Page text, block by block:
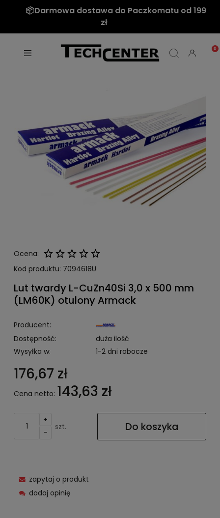
📦Darmowa dostawa do Paczkomatu od 199
zł
Ocena:
Kod produktu: 7094618U
Lut twardy L-CuZn40Si 3,0 x 500 mm
(LM60K) otulony Armack
Producent:
Dostępność:
duża ilość
Wysyłka w:
1-2 dni robocze
176,67 zł
Cena netto: 143,63 zł
+
-
szt. Do koszyka
zapytaj o produkt
dodaj opinię